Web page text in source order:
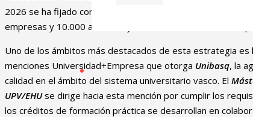
2026 se ha fijado como reto alcanzar las 80 titulaciones
empresas y 10.000 alumnos, y crear dos nuevas aulas
Uno de los ámbitos más destacados de esta estrategia es
menciones Universidad+Empresa que otorga Unibasq, la
calidad en el ámbito del sistema universitario vasco. El
UPV/EHUse dirige hacia esta mención por cumplir los
los créditos de formación práctica se desarrollan en